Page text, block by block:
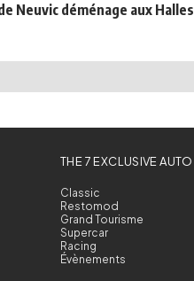
Neuvic déménage aux
THE 7 EXCLUSIVE AUTO
Classic
Restomod
Grand Tourisme
Supercar
Racing
Évènements